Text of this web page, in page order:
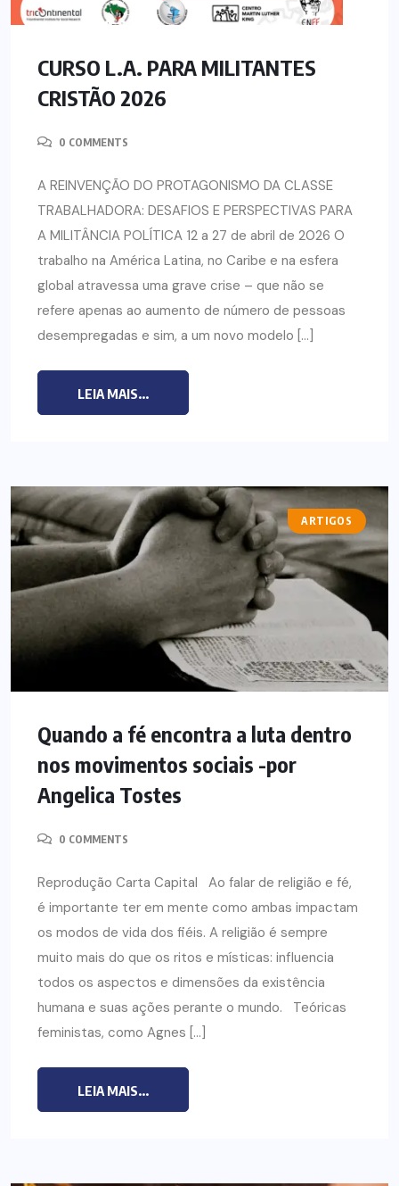
CURSO L.A. PARA MILITANTES
CRISTÃO 2026
0 COMMENTS
A REINVENÇÃO DO PROTAGONISMO DA CLASSE
TRABALHADORA: DESAFIOS E PERSPECTIVAS PARA
A MILITÂNCIA POLÍTICA 12 a 27 de abril de 2026 O
trabalho na América Latina, no Caribe e na esfera
global atravessa uma grave crise – que não se
refere apenas ao aumento de número de pessoas
desempregadas e sim, a um novo modelo […]
LEIA MAIS...
ARTIGOS
Quando a fé encontra a luta dentro
nos movimentos sociais -por
Angelica Tostes
0 COMMENTS
Reprodução Carta Capital Ao falar de religião e fé,
é importante ter em mente como ambas impactam
os modos de vida dos fiéis. A religião é sempre
muito mais do que os ritos e místicas: influencia
todos os aspectos e dimensões da existência
humana e suas ações perante o mundo. Teóricas
feministas, como Agnes […]
LEIA MAIS...